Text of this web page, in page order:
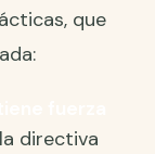
que
directiva